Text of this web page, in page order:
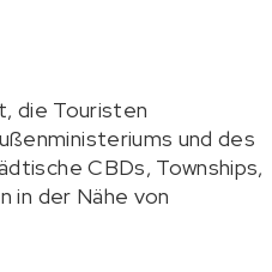
die Touristen
und des
CBDs, Townships,
in der Nähe von